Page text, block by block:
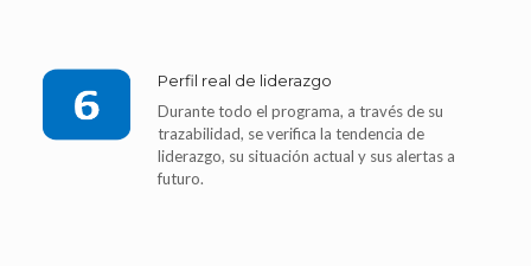
Perfil real de liderazgo
Durante todo el programa, a través de su
trazabilidad, se verifica la tendencia de
liderazgo, su situación actual y sus alertas a
futuro.